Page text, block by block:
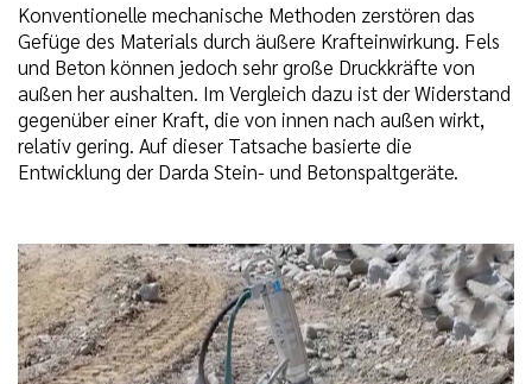
Konventionelle mechanische Methoden zerstören das
Gefüge des Materials durch äußere Krafteinwirkung. Fels
und Beton können jedoch sehr große Druckkräfte von
außen her aushalten. Im Vergleich dazu ist der Widerstand
gegenüber einer Kraft, die von innen nach außen wirkt,
relativ gering. Auf dieser Tatsache basierte die
Entwicklung der Darda Stein- und Betonspaltgeräte.